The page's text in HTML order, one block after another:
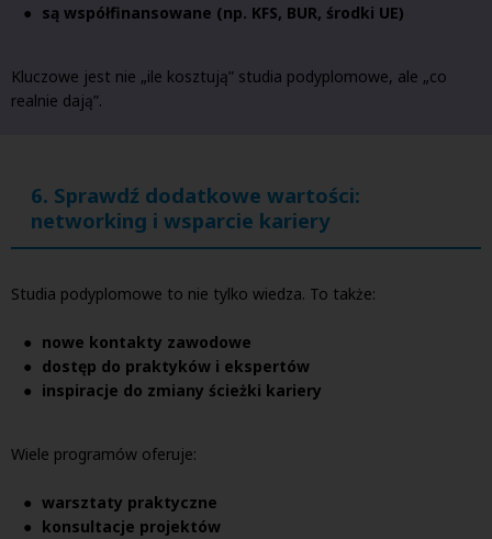
są współfinansowane (np. KFS, BUR, środki UE)
Kluczowe jest nie „ile kosztują” studia podyplomowe, ale „co
realnie dają”.
6. Sprawdź dodatkowe wartości:
networking i wsparcie kariery
Studia podyplomowe to nie tylko wiedza. To także:
nowe kontakty zawodowe
dostęp do praktyków i ekspertów
inspiracje do zmiany ścieżki kariery
Wiele programów oferuje:
warsztaty praktyczne
konsultacje projektów